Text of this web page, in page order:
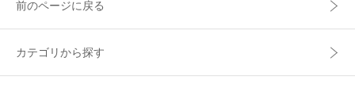
前のページに戻る
カテゴリから探す